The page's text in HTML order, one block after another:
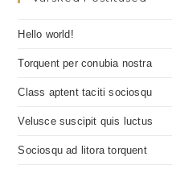
Hello world!
Torquent per conubia nostra
Class aptent taciti sociosqu
Velusce suscipit quis luctus
Sociosqu ad litora torquent